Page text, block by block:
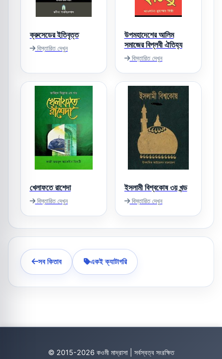
ক্রুসেডের ইতিবৃত্ত
বিস্তারিত দেখুন
উপমহাদেশের আলিম
সমাজের বিপ্লবী ঐতিহ্য
বিস্তারিত দেখুন
খেলাফতে রাশেদা
বিস্তারিত দেখুন
ইসলামী বিশ্বকোষ ৩য় খন্ড
বিস্তারিত দেখুন
সব কিতাব একই ক্যাটাগরি
© 2015-2026 কওমী মাদ্রাসা | সর্বস্বত্ব সংরক্ষিত